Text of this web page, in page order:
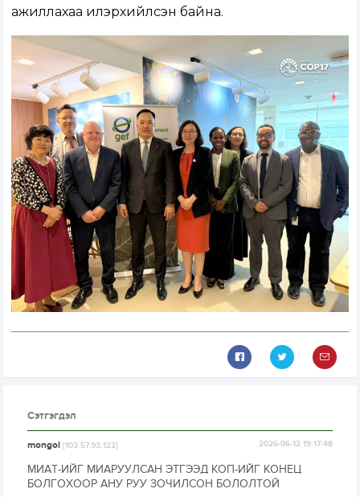
ажиллахаа илэрхийлсэн байна.
Сэтгэгдэл
mongol[103.57.93.122] 2026-06-12 19:17:48
МИАТ-ИЙГ МИАРУУЛСАН ЭТГЭЭД КОП-ИЙГ КОНЕЦ
БОЛГОХООР АНУ РУУ ЗОЧИЛСОН БОЛОЛТОЙ